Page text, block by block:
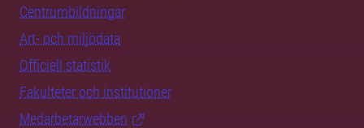
Centrumbildningar
Art- och miljödata
Officiell statistik
Fakulteter och institutioner
Medarbetarwebben